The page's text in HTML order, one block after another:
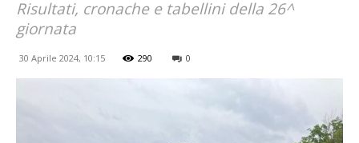
Risultati, cronache e tabellini della 26^
giornata
30 Aprile 2024, 10:15 290 0